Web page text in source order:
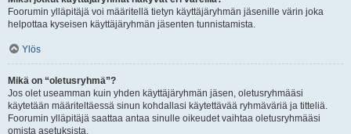
Foorumin ylläpitäjä voi määritellä tietyn käyttäjäryhmän jäsenille värin joka
helpottaa kyseisen käyttäjäryhmän jäsenten tunnistamista.
Ylös
Mikä on “oletusryhmä”?
Jos olet useamman kuin yhden käyttäjäryhmän jäsen, oletusryhmääsi
käytetään määriteltäessä sinun kohdallasi käytettävää ryhmäväriä ja titteliä.
Foorumin ylläpitäjä saattaa antaa sinulle oikeudet vaihtaa oletusryhmääsi
omista asetuksista.